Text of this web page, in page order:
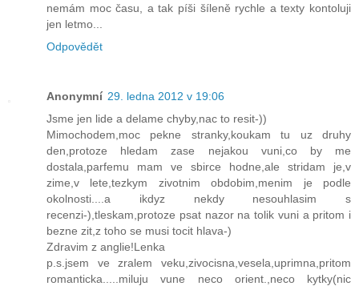
nemám moc času, a tak píši šíleně rychle a texty kontoluji
jen letmo...
Odpovědět
Anonymní 29. ledna 2012 v 19:06
Jsme jen lide a delame chyby,nac to resit-))
Mimochodem,moc pekne stranky,koukam tu uz druhy
den,protoze hledam zase nejakou vuni,co by me
dostala,parfemu mam ve sbirce hodne,ale stridam je,v
zime,v lete,tezkym zivotnim obdobim,menim je podle
okolnosti....a ikdyz nekdy nesouhlasim s
recenzi-),tleskam,protoze psat nazor na tolik vuni a pritom i
bezne zit,z toho se musi tocit hlava-)
Zdravim z anglie!Lenka
p.s.jsem ve zralem veku,zivocisna,vesela,uprimna,pritom
romanticka.....miluju vune neco orient.,neco kytky(nic